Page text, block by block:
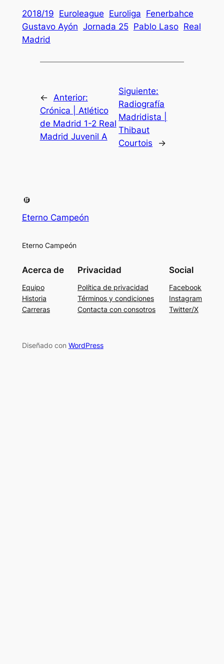
2018/19 Euroleague Euroliga Fenerbahce
Gustavo Ayón Jornada 25 Pablo Laso Real
Madrid
← Anterior:
Crónica | Atlético
de Madrid 1-2 Real
Madrid Juvenil A
Siguiente:
Radiografía
Madridista |
Thibaut
Courtois
→
Eterno Campeón
Eterno Campeón
Acerca de
Equipo
Historia
Carreras
Privacidad
Política de privacidad
Términos y condiciones
Contacta con consotros
Social
Facebook
Instagram
Twitter/X
Diseñado con WordPress